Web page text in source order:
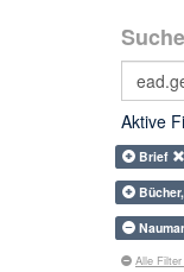
Aktive
Brief
Alle